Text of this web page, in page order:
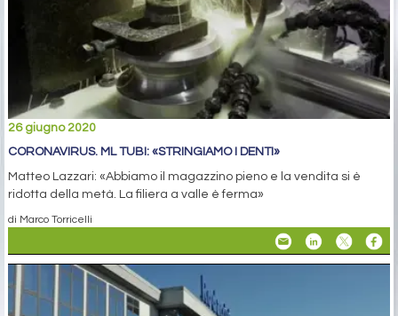
26 giugno 2020
CORONAVIRUS. ML TUBI: «STRINGIAMO I DENTI»
Matteo Lazzari: «Abbiamo il magazzino pieno e la vendita si è
ridotta della metà. La filiera a valle è ferma»
di Marco Torricelli